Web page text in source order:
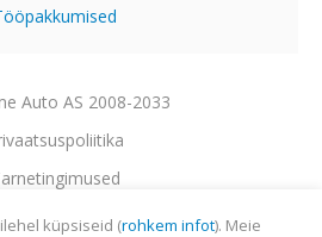
Auto AS 2008-2033
Garantii
küpsiseid (rohkem infot). Meie